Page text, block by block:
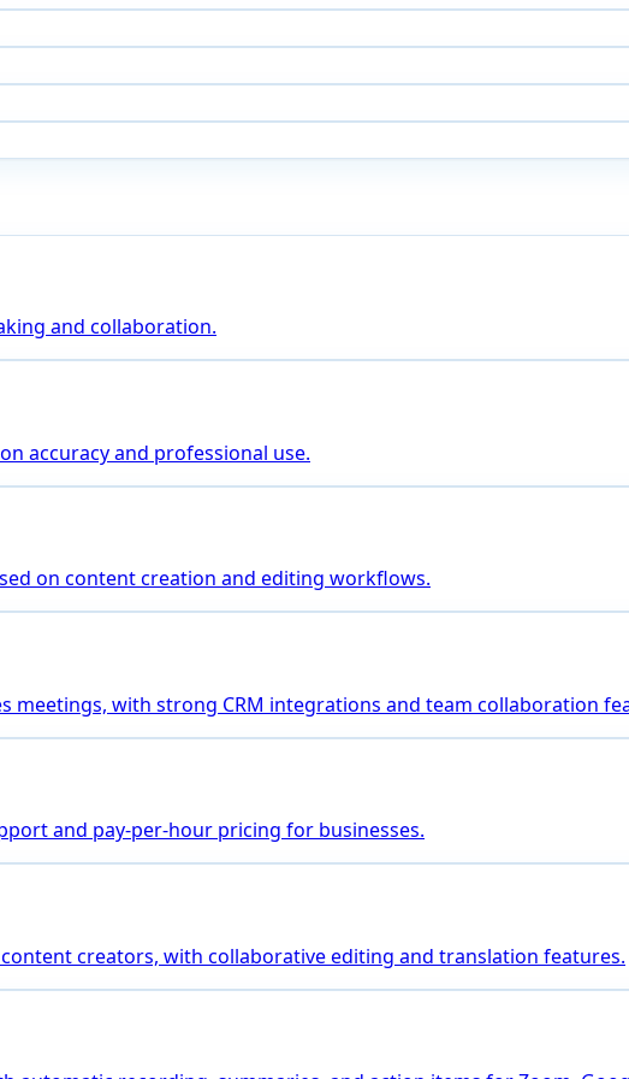
and collaboration.
accuracy and professional use.
on content creation and editing workflows.
meetings, with strong CRM integrations and team collaboration
and pay-per-hour pricing for businesses.
creators, with collaborative editing and translation features.